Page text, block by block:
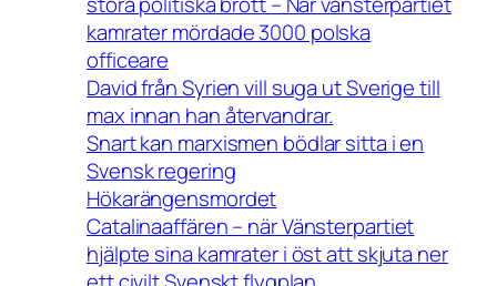
kamrater mördade 3000 polska
officeare
David från Syrien vill suga ut Sverige till
max innan han återvandrar.
Snart kan marxismen bödlar sitta i en
Svensk regering
Hökarängensmordet
Catalinaaffären – när Vänsterpartiet
hjälpte sina kamrater i öst att skjuta ner